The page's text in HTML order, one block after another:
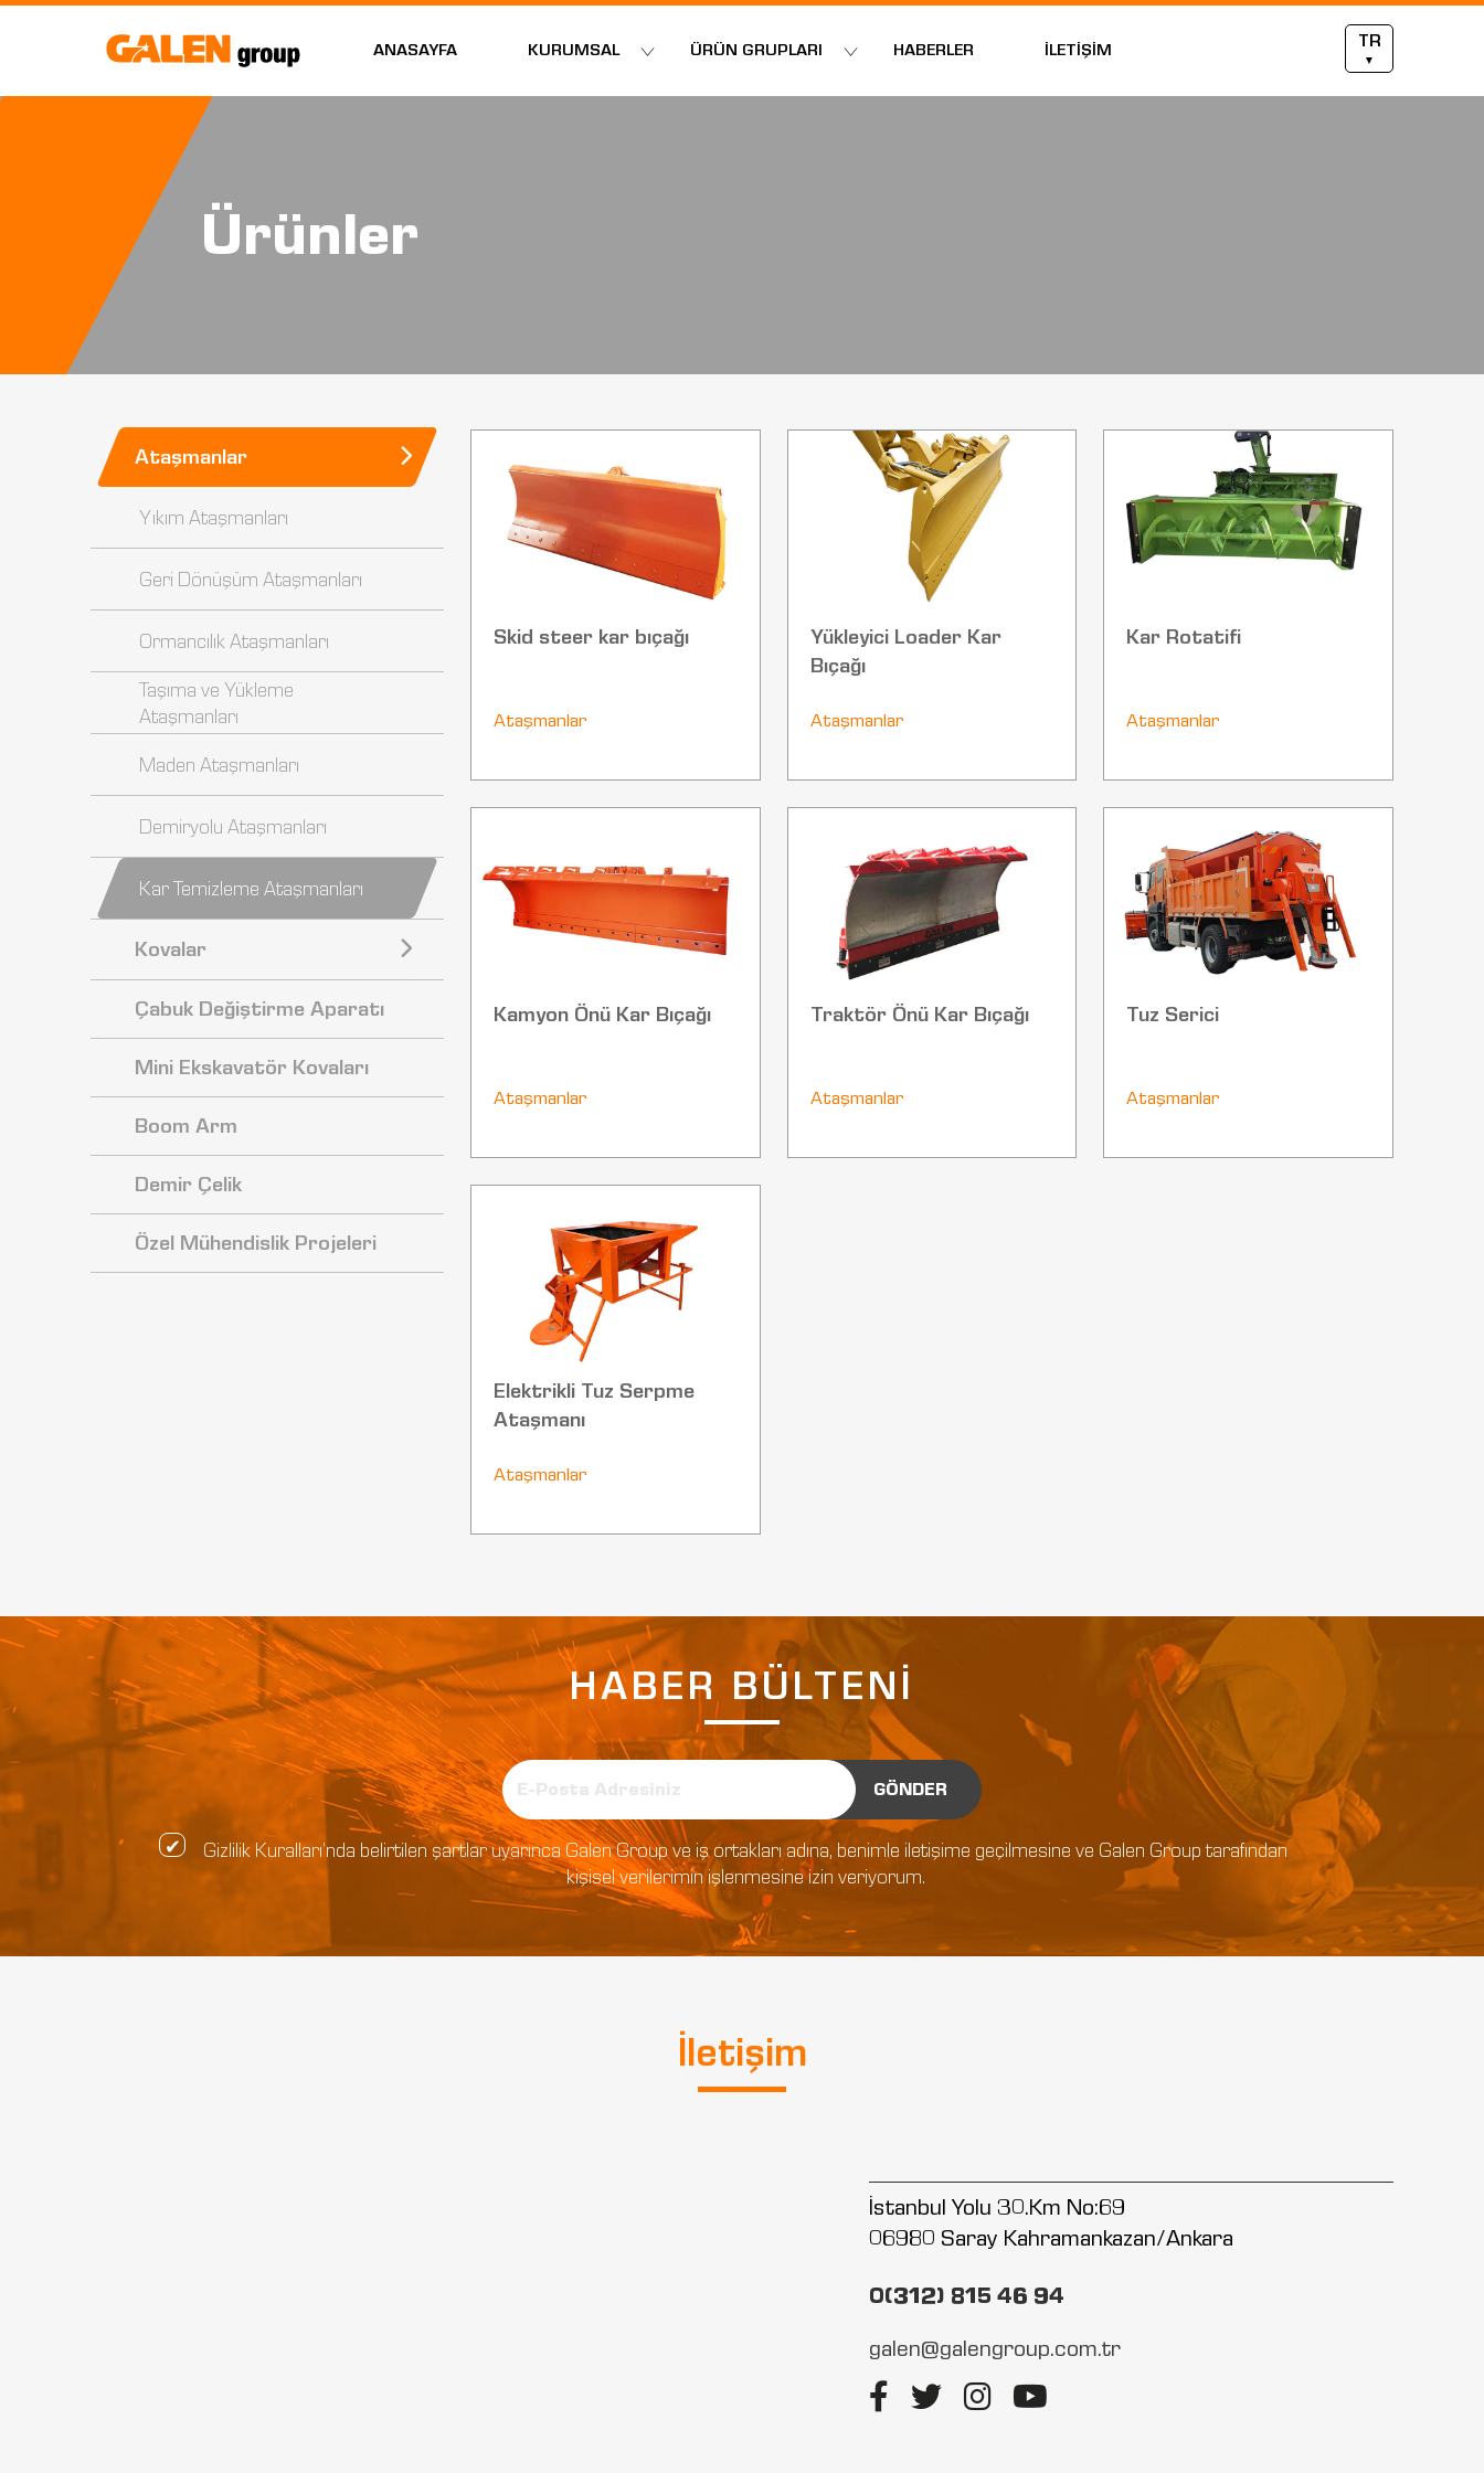
ANASAYFA KURUMSAL ÜRÜN GRUPLARI HABERLER İLETİŞİM TR
▼
Ürünler
Ataşmanlar
Yıkım Ataşmanları
Geri Dönüşüm Ataşmanları
Ormancılık Ataşmanları
Taşıma ve Yükleme
Ataşmanları
Maden Ataşmanları
Demiryolu Ataşmanları
Kar Temizleme Ataşmanları
Kovalar
Çabuk Değiştirme Aparatı
Mini Ekskavatör Kovaları
Boom Arm
Demir Çelik
Özel Mühendislik Projeleri
Skid steer kar bıçağı
Ataşmanlar
Yükleyici Loader Kar
Bıçağı
Ataşmanlar
Kar Rotatifi
Ataşmanlar
Kamyon Önü Kar Bıçağı
Ataşmanlar
Traktör Önü Kar Bıçağı
Ataşmanlar
Tuz Serici
Ataşmanlar
Elektrikli Tuz Serpme
Ataşmanı
Ataşmanlar
HABER BÜLTENİ
GÖNDER
Gizlilik Kuralları’nda belirtilen şartlar uyarınca Galen Group ve iş ortakları adına, benimle iletişime geçilmesine ve Galen Group tarafından
kişisel verilerimin işlenmesine izin veriyorum.
İletişim
İstanbul Yolu 30.Km No:69
06980 Saray Kahramankazan/Ankara
0(312) 815 46 94
galen@galengroup.com.tr